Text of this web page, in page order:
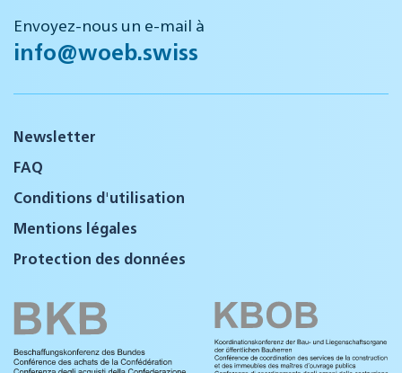
Envoyez-nous un e-mail à
info@woeb.swiss
Newsletter
FAQ
Conditions d'utilisation
Mentions légales
Protection des données